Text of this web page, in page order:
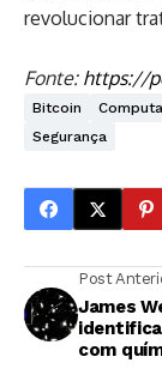
revolucionar
Fonte: https://
Bitcoin
Segurança
Post
James
com